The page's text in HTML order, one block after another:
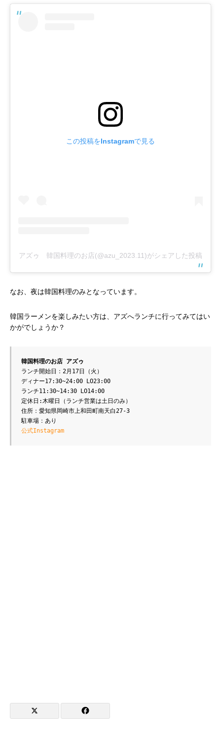
この投稿をInstagramで見る
アズゥ 韓国料理のお店(@azu_2023.11)がシェアした投稿
なお、夜は韓国料理のみとなっています。
韓国ラーメンを楽しみたい方は、アズへランチに行ってみてはい
かがでしょうか？
韓国料理のお店 アズゥ
ランチ開始日：2月17日（火）
ディナー17:30~24:00 LO23:00
ランチ11:30~14:30 LO14:00
定休日:木曜日（ランチ営業は土日のみ）
住所：愛知県岡崎市上和田町南天白27-3
駐車場：あり
公式Instagram